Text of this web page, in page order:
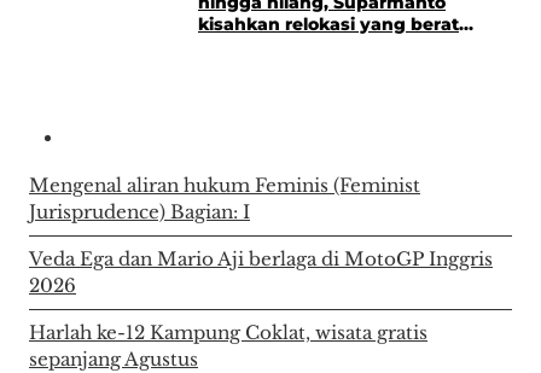
kisahkan relokasi yang berat
Mengenal aliran hukum Feminis (Feminist
Jurisprudence) Bagian: I
Veda Ega dan Mario Aji berlaga di MotoGP Inggris
2026
Harlah ke-12 Kampung Coklat, wisata gratis
sepanjang Agustus